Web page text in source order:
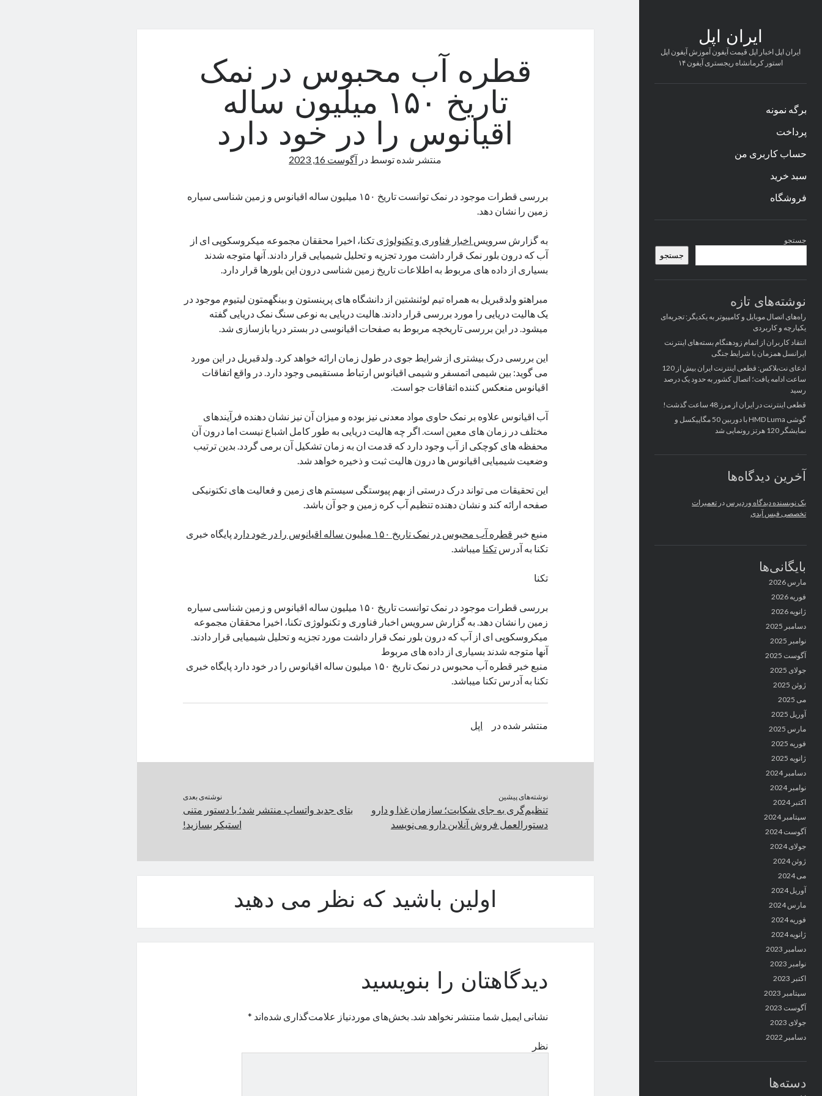
ایران اپل
ایران اپل اخبار اپل قیمت آیفون آموزش آیفون اپل
استور کرمانشاه ریجستری آیفون ۱۴
برگه نمونه
پرداخت
حساب کاربری من
سبد خرید
فروشگاه
کناری
جستجو
جستجو
نوشته‌های تازه
راه‌های اتصال موبایل و کامپیوتر به یکدیگر: تجربه‌ای
یکپارچه و کاربردی
انتقاد کاربران از اتمام زودهنگام بسته‌های اینترنت
ایرانسل همزمان با شرایط جنگی
ادعای نت‌بلاکس: قطعی اینترنت ایران بیش از 120
ساعت ادامه یافت؛ اتصال کشور به حدود یک درصد
رسید
قطعی اینترنت در ایران از مرز 48 ساعت گذشت!
گوشی HMD Luma با دوربین 50 مگاپیکسل و
نمایشگر 120 هرتز رونمایی شد
آخرین دیدگاه‌ها
یک نویسنده دیدگاه وردپرس در تعمیرات
تخصصی فیس آیدی
بایگانی‌ها
مارس 2026
فوریه 2026
ژانویه 2026
دسامبر 2025
نوامبر 2025
آگوست 2025
جولای 2025
ژوئن 2025
می 2025
آوریل 2025
مارس 2025
فوریه 2025
ژانویه 2025
دسامبر 2024
نوامبر 2024
اکتبر 2024
سپتامبر 2024
آگوست 2024
جولای 2024
ژوئن 2024
می 2024
آوریل 2024
مارس 2024
فوریه 2024
ژانویه 2024
دسامبر 2023
نوامبر 2023
اکتبر 2023
سپتامبر 2023
آگوست 2023
جولای 2023
دسامبر 2022
دسته‌ها
قطره آب محبوس در نمک
تاریخ ۱۵۰ میلیون ساله
اقیانوس را در خود دارد
منتشر شده توسط در آگوست 16, 2023
بررسی قطرات موجود در نمک توانست تاریخ ۱۵۰ میلیون ساله اقیانوس و زمین شناسی سیاره
زمین را نشان دهد.
به گزارش سرویس اخبار فناوری و تکنولوژی تکنا، اخیرا محققان مجموعه میکروسکوپی ای از
آب که درون بلور نمک قرار داشت مورد تجزیه و تحلیل شیمیایی قرار دادند. آنها متوجه شدند
بسیاری از داده های مربوط به اطلاعات تاریخ زمین شناسی درون این بلورها قرار دارد.
مبراهتو ولدقبریل به همراه تیم لوئنشتین از دانشگاه های پرینستون و بینگهمتون لیتیوم موجود در
یک هالیت دریایی را مورد بررسی قرار دادند. هالیت دریایی به نوعی سنگ نمک دریایی گفته
میشود. در این بررسی تاریخچه مربوط به صفحات اقیانوسی در بستر دریا بازسازی شد.
این بررسی درک بیشتری از شرایط جوی در طول زمان ارائه خواهد کرد. ولدقبریل در این مورد
می گوید: بین شیمی اتمسفر و شیمی اقیانوس ارتباط مستقیمی وجود دارد. در واقع اتفاقات
اقیانوس منعکس کننده اتفاقات جو است.
آب اقیانوس علاوه بر نمک حاوی مواد معدنی نیز بوده و میزان آن نیز نشان دهنده فرآیندهای
مختلف در زمان های معین است. اگر چه هالیت دریایی به طور کامل اشباع نیست اما درون آن
محفظه های کوچکی از آب وجود دارد که قدمت ان به زمان تشکیل آن برمی گردد. بدین ترتیب
وضعیت شیمیایی اقیانوس ها درون هالیت ثبت و ذخیره خواهد شد.
این تحقیقات می تواند درک درستی از بهم پیوستگی سیستم های زمین و فعالیت های تکتونیکی
صفحه ارائه کند و نشان دهنده تنظیم آب کره زمین و جو آن باشد.
منبع خبر قطره آب محبوس در نمک تاریخ ۱۵۰ میلیون ساله اقیانوس را در خود دارد
پایگاه خبری
تکنا به آدرستکنا میباشد.
تکنا
بررسی قطرات موجود در نمک توانست تاریخ ۱۵۰ میلیون ساله اقیانوس و زمین شناسی سیاره
زمین را نشان دهد. به گزارش سرویس اخبار فناوری و تکنولوژی تکنا، اخیرا محققان مجموعه
میکروسکوپی ای از آب که درون بلور نمک قرار داشت مورد تجزیه و تحلیل شیمیایی قرار دادند.
آنها متوجه شدند بسیاری از داده های مربوط
منبع خبر قطره آب محبوس در نمک تاریخ ۱۵۰ میلیون ساله اقیانوس را در خود دارد پایگاه خبری
تکنا به آدرس تکنا میباشد.
منتشر شده در اپل
نوشته‌های پیشین
تنظیم‌گری به جای شکایت؛ سازمان غذا و دارو
دستورالعمل فروش آنلاین دارو می‌نویسد
نوشته‌ی بعدی
بتای جدید واتساپ منتشر شد؛ با دستور متنی
استیکر بسازید!
اولین باشید که نظر می دهید
دیدگاهتان را بنویسید
نشانی ایمیل شما منتشر نخواهد شد. بخش‌های موردنیاز علامت‌گذاری شده‌اند *
نظر